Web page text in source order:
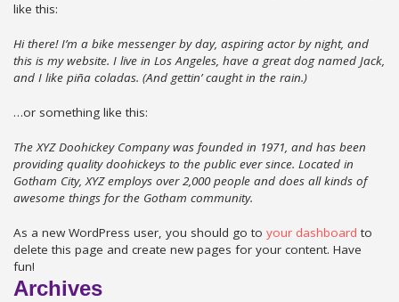
like this:
Hi there! I’m a bike messenger by day, aspiring actor by night, and
this is my website. I live in Los Angeles, have a great dog named Jack,
and I like piña coladas. (And gettin’ caught in the rain.)
…or something like this:
The XYZ Doohickey Company was founded in 1971, and has been
providing quality doohickeys to the public ever since. Located in
Gotham City, XYZ employs over 2,000 people and does all kinds of
awesome things for the Gotham community.
As a new WordPress user, you should go to your dashboard to
delete this page and create new pages for your content. Have
fun!
Archives